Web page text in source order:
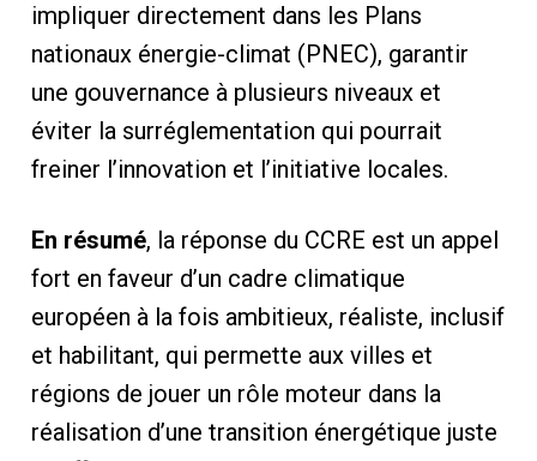
impliquer directement dans les Plans
nationaux énergie-climat (PNEC), garantir
une gouvernance à plusieurs niveaux et
éviter la surréglementation qui pourrait
freiner l’innovation et l’initiative locales.
En résumé, la réponse du CCRE est un appel
fort en faveur d’un cadre climatique
européen à la fois ambitieux, réaliste, inclusif
et habilitant, qui permette aux villes et
régions de jouer un rôle moteur dans la
réalisation d’une transition énergétique juste